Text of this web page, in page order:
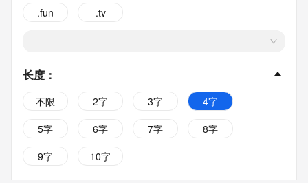
.fun
.tv
长度 ：
不限 2字 3字
4字
5字
6字 7字
8字
9字
10字